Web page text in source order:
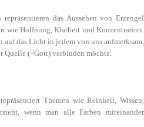
das Aussehen von Erzengel
wie Hoffnung, Klarheit und Konzentration.
auf das Licht in jedem von uns aufmerksam,
Quelle (=Gott) verbinden möchte.
Themen wie Reinheit, Wissen,
wenn man alle Farben miteinander